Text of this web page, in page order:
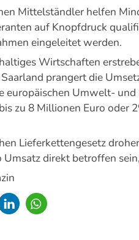
Mittelständler helfen
auf Knopfdruck
eingeleitet werden.
Wirtschaften
prangert die
europäischen Umwelt-
zu 8 Millionen Euro oder
Lieferkettengesetz
direkt betroffen